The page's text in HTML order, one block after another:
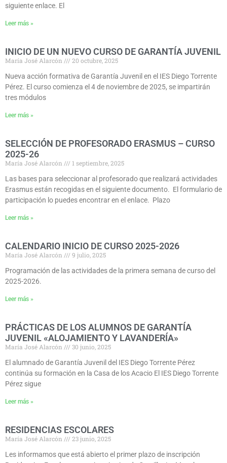
siguiente enlace. El
Leer más »
INICIO DE UN NUEVO CURSO DE GARANTÍA JUVENIL
María José Alarcón
20 octubre, 2025
Nueva acción formativa de Garantía Juvenil en el IES Diego Torrente
Pérez. El curso comienza el 4 de noviembre de 2025, se impartirán
tres módulos
Leer más »
SELECCIÓN DE PROFESORADO ERASMUS – CURSO
2025-26
María José Alarcón
1 septiembre, 2025
Las bases para seleccionar al profesorado que realizará actividades
Erasmus están recogidas en el siguiente documento. El formulario de
participación lo puedes encontrar en el enlace. Plazo
Leer más »
CALENDARIO INICIO DE CURSO 2025-2026
María José Alarcón
9 julio, 2025
Programación de las actividades de la primera semana de curso del
2025-2026.
Leer más »
PRÁCTICAS DE LOS ALUMNOS DE GARANTÍA
JUVENIL «ALOJAMIENTO Y LAVANDERÍA»
María José Alarcón
30 junio, 2025
El alumnado de Garantía Juvenil del IES Diego Torrente Pérez
continúa su formación en la Casa de los Acacio El IES Diego Torrente
Pérez sigue
Leer más »
RESIDENCIAS ESCOLARES
María José Alarcón
23 junio, 2025
Les informamos que está abierto el primer plazo de inscripción